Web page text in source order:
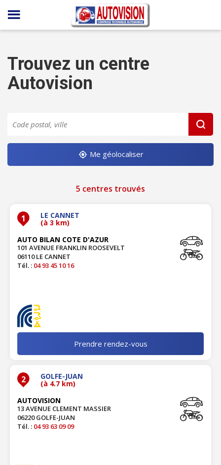
Panneau de gestion des cookies
Trouvez un centre
Autovision
Me géolocaliser
5 centres trouvés
1 LE CANNET
(à 3 km)
AUTO BILAN COTE D'AZUR
101 AVENUE FRANKLIN ROOSEVELT
06110 LE CANNET
Tél. : 04 93 45 10 16
Prendre rendez-vous
2 GOLFE-JUAN
(à 4.7 km)
AUTOVISION
13 AVENUE CLEMENT MASSIER
06220 GOLFE-JUAN
Tél. : 04 93 63 09 09